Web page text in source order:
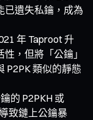
已遺失私鑰，成為
年 Taproot 升
，但將「公鑰」
P2PK 類似的靜態
的 P2PKH 或
致鏈上公鑰暴